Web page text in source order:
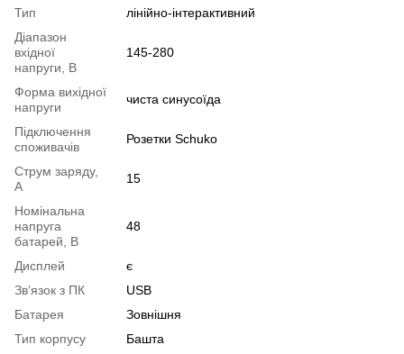
Тип
лінійно-інтерактивний
Діапазон
вхідної
напруги, В
145-280
Форма вихідної
напруги
чиста синусоїда
Підключення
споживачів
Розетки Schuko
Струм заряду,
А
15
Номінальна
напруга
батарей, В
48
Дисплей
є
Зв’язок з ПК
USB
Батарея
Зовнішня
Тип корпусу
Башта